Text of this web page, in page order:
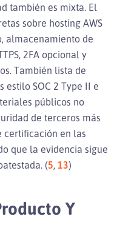
también es mixta. El
sobre hosting AWS
almacenamiento de
2FA opcional y
También lista de
SOC 2 Type II e
públicos no
de terceros más
certificación en las
que la evidencia sigue
(5, 13)
Y